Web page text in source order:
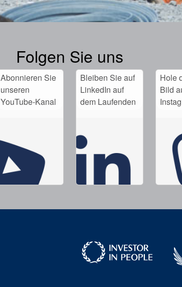
Folgen Sie uns
Abonnieren Sie
unseren
YouTube-Kanal
Bleiben Sie auf
LinkedIn auf
dem Laufenden
Hole
Bild